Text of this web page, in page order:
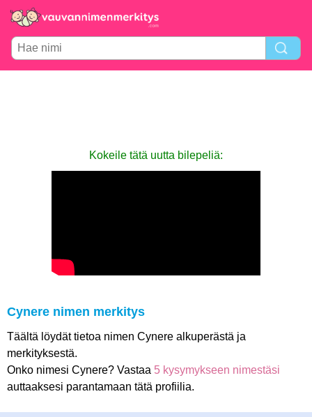
Kokeile tätä uutta bilepeliä:
Cynere nimen merkitys
Täältä löydät tietoa nimen Cynere alkuperästä ja
merkityksestä.
Onko nimesi Cynere? Vastaa 5 kysymykseen nimestäsi
auttaaksesi parantamaan tätä profiilia.